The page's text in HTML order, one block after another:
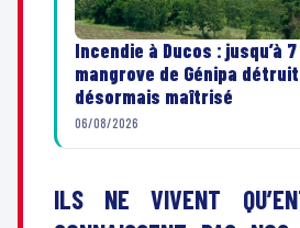
Incendie à Ducos : jusqu’à
mangrove de Génipa
désormais maîtrisé
06/08/2026
ILS NE VIVENT